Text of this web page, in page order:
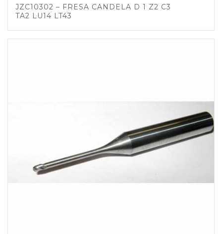
JZC10302 – FRESA CANDELA D 1 Z2 C3
TA2 LU14 LT43